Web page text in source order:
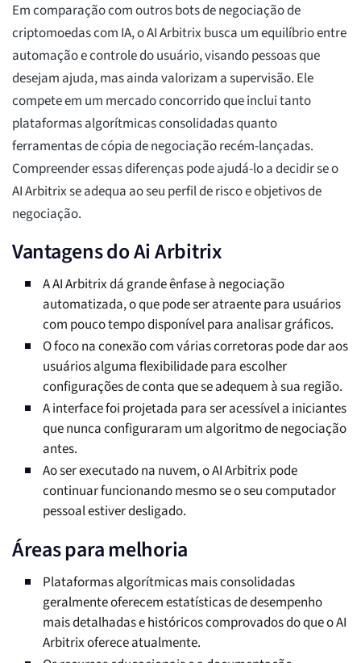
Em comparação com outros bots de negociação de
criptomoedas com IA, o AI Arbitrix busca um equilíbrio entre
automação e controle do usuário, visando pessoas que
desejam ajuda, mas ainda valorizam a supervisão. Ele
compete em um mercado concorrido que inclui tanto
plataformas algorítmicas consolidadas quanto
ferramentas de cópia de negociação recém-lançadas.
Compreender essas diferenças pode ajudá-lo a decidir se o
AI Arbitrix se adequa ao seu perfil de risco e objetivos de
negociação.
Vantagens do Ai Arbitrix
A AI Arbitrix dá grande ênfase à negociação
automatizada, o que pode ser atraente para usuários
com pouco tempo disponível para analisar gráficos.
O foco na conexão com várias corretoras pode dar aos
usuários alguma flexibilidade para escolher
configurações de conta que se adequem à sua região.
A interface foi projetada para ser acessível a iniciantes
que nunca configuraram um algoritmo de negociação
antes.
Ao ser executado na nuvem, o AI Arbitrix pode
continuar funcionando mesmo se o seu computador
pessoal estiver desligado.
Áreas para melhoria
Plataformas algorítmicas mais consolidadas
geralmente oferecem estatísticas de desempenho
mais detalhadas e históricos comprovados do que o AI
Arbitrix oferece atualmente.